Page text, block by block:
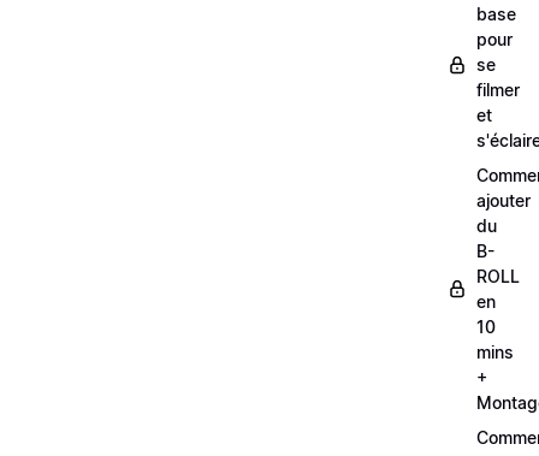
base
pour
se
filmer
et
ajouter
du
B-
ROLL
en
10
mins
+